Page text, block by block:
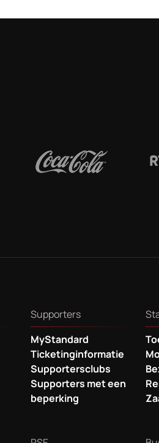
Supporters
MyStandard
Ticketinginformatie
Supportersclubs
Supporters met een
beperking